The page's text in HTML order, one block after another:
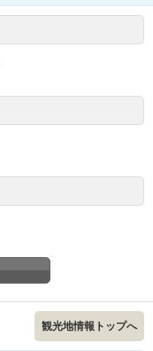
観光地情報トップへ